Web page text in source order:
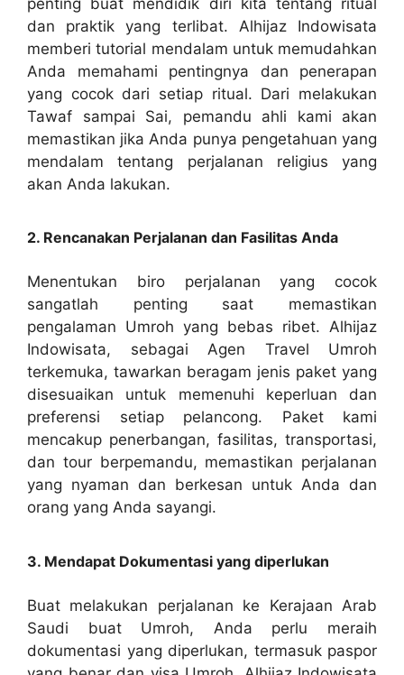
dan praktik yang terlibat. Alhijaz Indowisata
memberi tutorial mendalam untuk memudahkan
Anda memahami pentingnya dan penerapan
yang cocok dari setiap ritual. Dari melakukan
Tawaf sampai Sai, pemandu ahli kami akan
memastikan jika Anda punya pengetahuan yang
mendalam tentang perjalanan religius yang
akan Anda lakukan.
2. Rencanakan Perjalanan dan Fasilitas Anda
Menentukan biro perjalanan yang cocok
sangatlah penting saat memastikan
pengalaman Umroh yang bebas ribet. Alhijaz
Indowisata, sebagai Agen Travel Umroh
terkemuka, tawarkan beragam jenis paket yang
disesuaikan untuk memenuhi keperluan dan
preferensi setiap pelancong. Paket kami
mencakup penerbangan, fasilitas, transportasi,
dan tour berpemandu, memastikan perjalanan
yang nyaman dan berkesan untuk Anda dan
orang yang Anda sayangi.
3. Mendapat Dokumentasi yang diperlukan
Buat melakukan perjalanan ke Kerajaan Arab
Saudi buat Umroh, Anda perlu meraih
dokumentasi yang diperlukan, termasuk paspor